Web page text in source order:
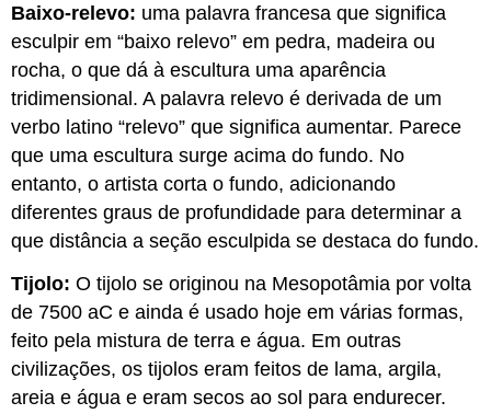
Baixo-relevo: uma palavra francesa que significa
esculpir em “baixo relevo” em pedra, madeira ou
rocha, o que dá à escultura uma aparência
tridimensional. A palavra relevo é derivada de um
verbo latino “relevo” que significa aumentar. Parece
que uma escultura surge acima do fundo. No
entanto, o artista corta o fundo, adicionando
diferentes graus de profundidade para determinar a
que distância a seção esculpida se destaca do fundo.
Tijolo: O tijolo se originou na Mesopotâmia por volta
de 7500 aC e ainda é usado hoje em várias formas,
feito pela mistura de terra e água. Em outras
civilizações, os tijolos eram feitos de lama, argila,
areia e água e eram secos ao sol para endurecer.